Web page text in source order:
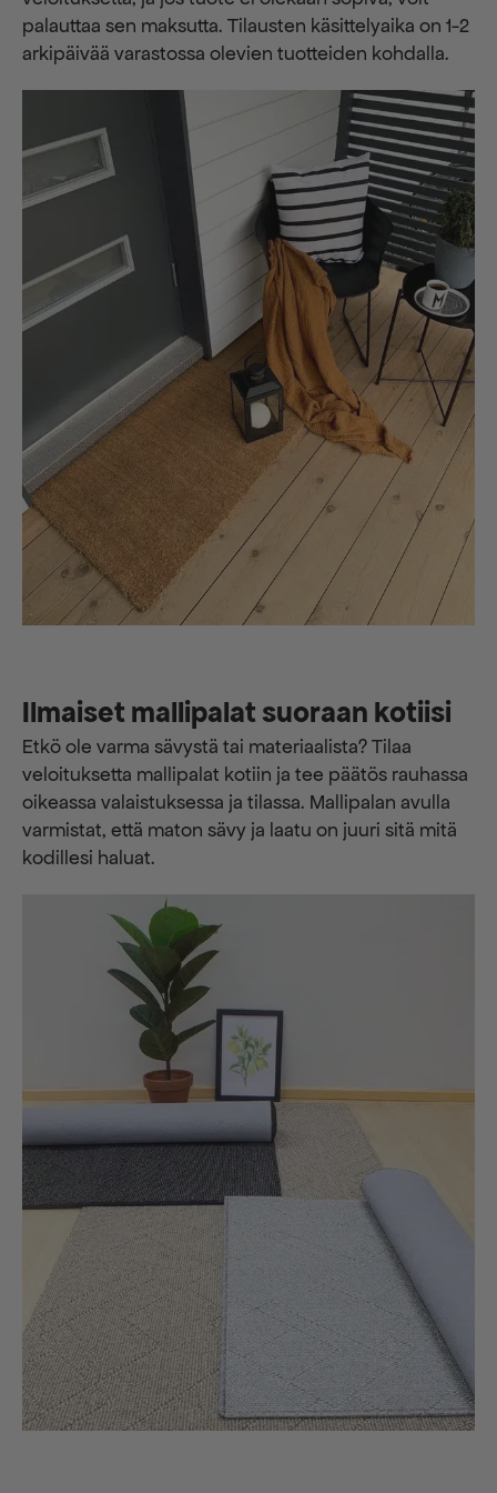
palauttaa sen maksutta. ​​Tilausten käsittelyaika on 1-2
arkipäivää varastossa olevien tuotteiden kohdalla.
Ilmaiset mallipalat suoraan kotiisi
Etkö ole varma sävystä tai materiaalista? Tilaa
veloituksetta mallipalat kotiin ja tee päätös rauhassa
oikeassa valaistuksessa ja tilassa. Mallipalan avulla
varmistat, että maton sävy ja laatu on juuri sitä mitä
kodillesi haluat.